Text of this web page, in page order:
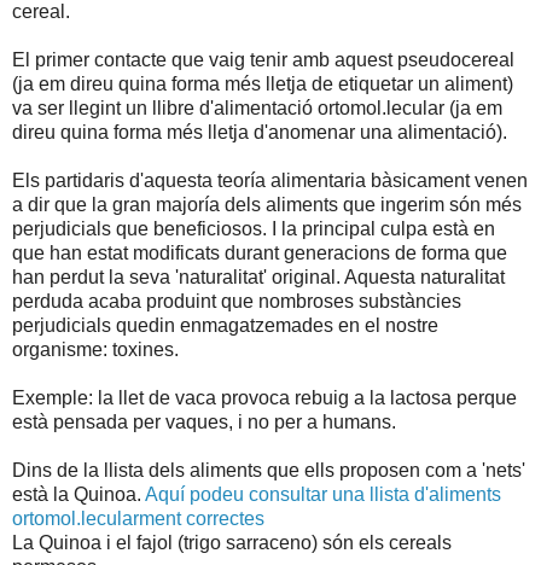
cereal.
El primer contacte que vaig tenir amb aquest pseudocereal
(ja em direu quina forma més lletja de etiquetar un aliment)
va ser llegint un llibre d'alimentació ortomol.lecular (ja em
direu quina forma més lletja d'anomenar una alimentació).
Els partidaris d'aquesta teoría alimentaria bàsicament venen
a dir que la gran majoría dels aliments que ingerim són més
perjudicials que beneficiosos. I la principal culpa està en
que han estat modificats durant generacions de forma que
han perdut la seva 'naturalitat' original. Aquesta naturalitat
perduda acaba produint que nombroses substàncies
perjudicials quedin enmagatzemades en el nostre
organisme: toxines.
Exemple: la llet de vaca provoca rebuig a la lactosa perque
està pensada per vaques, i no per a humans.
Dins de la llista dels aliments que ells proposen com a 'nets'
està la Quinoa. Aquí podeu consultar una llista d'aliments
ortomol.lecularment correctes
La Quinoa i el fajol (trigo sarraceno) són els cereals